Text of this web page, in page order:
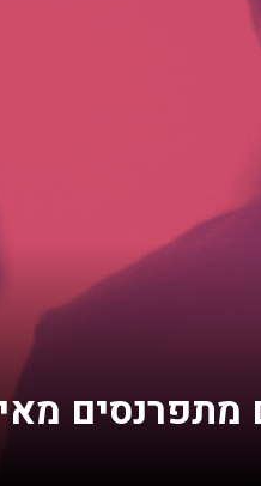
עסקים ישראלים